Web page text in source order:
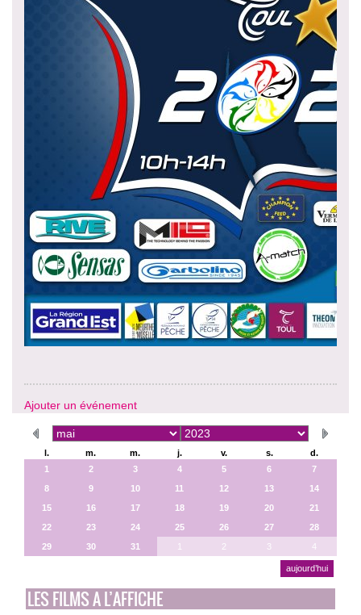
Ajouter un événement
l. m. m. j. v. s.
d.
1
2 3 4 5 6
7
8
9 10 11 12 13
14
15
16 17 18 19 20
21
22
23 24 25 26 27
28
29
30 31 1 2 3 4
aujourd’hui
LES FILMS A L’AFFICHE